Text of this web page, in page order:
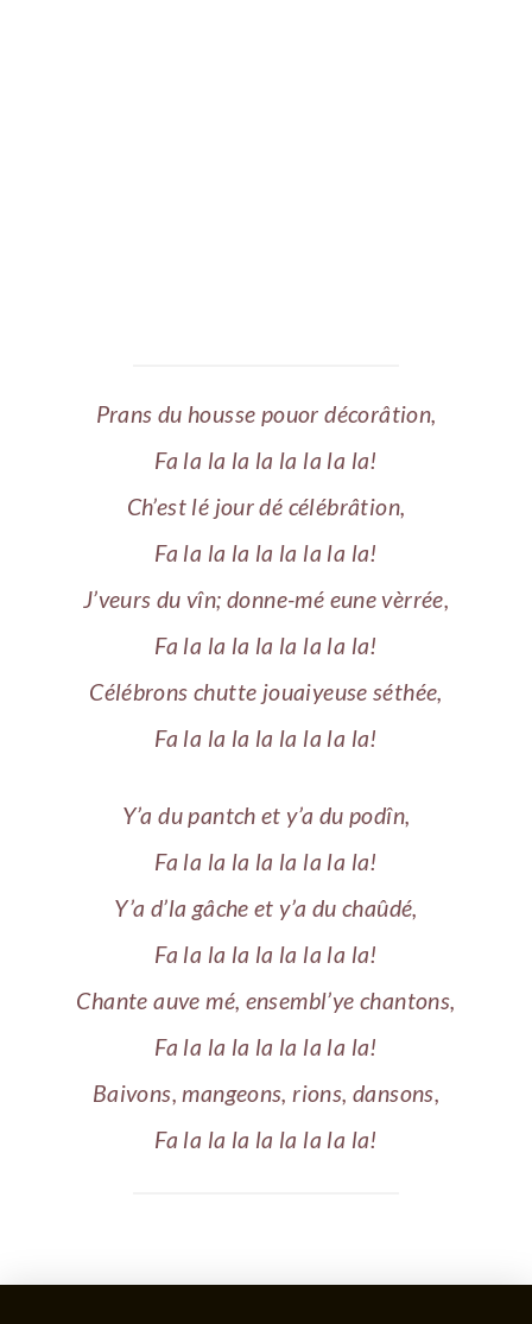
Prans du housse pouor décorâtion,
Fa la la la la la la la la!
Ch’est lé jour dé célébrâtion,
Fa la la la la la la la la!
J’veurs du vîn; donne-mé eune vèrrée,
Fa la la la la la la la la!
Célébrons chutte jouaiyeuse séthée,
Fa la la la la la la la la!
Y’a du pantch et y’a du podîn,
Fa la la la la la la la la!
Y’a d’la gâche et y’a du chaûdé,
Fa la la la la la la la la!
Chante auve mé, ensembl’ye chantons,
Fa la la la la la la la la!
Baivons, mangeons, rions, dansons,
Fa la la la la la la la la!